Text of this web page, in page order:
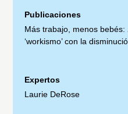
Publicaciones
Más trabajo, menos
‘workismo’ con la
Expertos
Laurie DeRose